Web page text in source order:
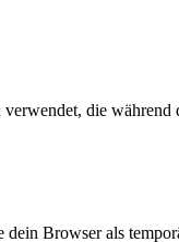
die während
Browser als